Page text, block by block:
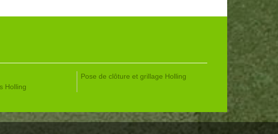
Holling
Pose de clôture et grillage Holling